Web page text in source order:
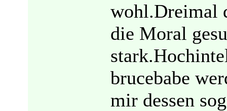
wohl.Dreimal
die Moral
brucebabe
mir dessen